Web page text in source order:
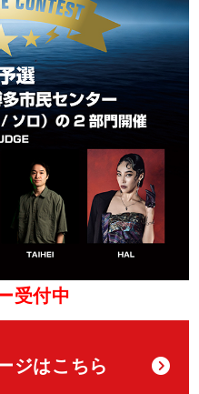
受付中
ジはこちら